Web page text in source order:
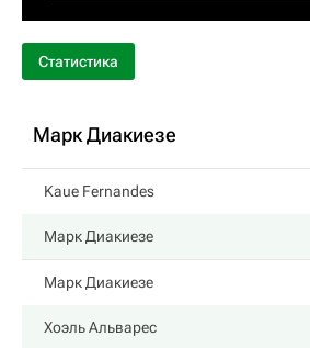
Статистика
Марк Диакиезе
Kaue Fernandes
Марк Диакиезе
Марк Диакиезе
Хоэль Альварес